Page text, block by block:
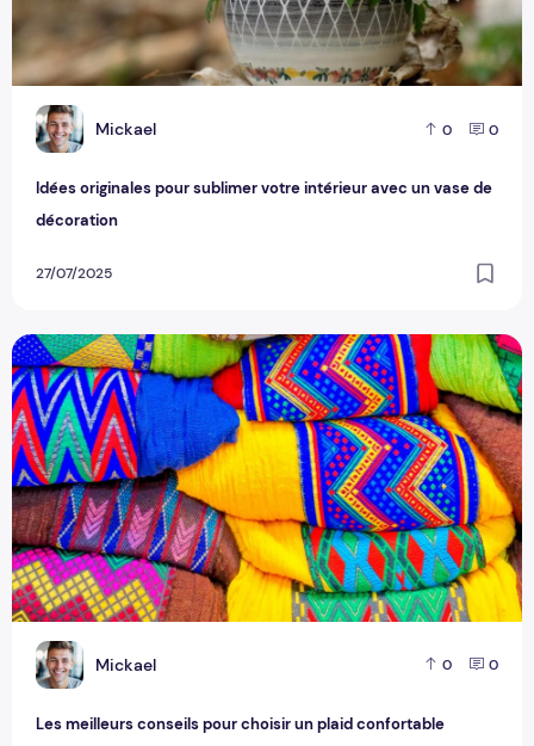
M Mickael 0 0
Idées originales pour sublimer votre intérieur avec un vase de
décoration
27/07/2025
M Mickael 0 0
Les meilleurs conseils pour choisir un plaid confortable
Les meilleurs conseils pour choisir un plaid confortable